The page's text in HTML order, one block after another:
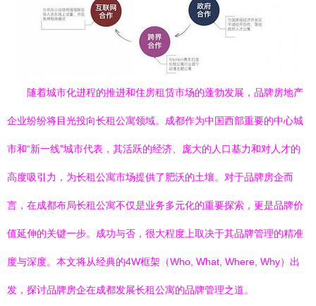
随着城市化进程的推进和住房租赁市场的蓬勃发展，品牌房地产
企业纷纷将目光投向长租公寓领域。成都作为中国西部重要的中心城
市和“新一线”城市代表，其活跃的经济、庞大的人口基力和对人才的
高度吸引力，为长租公寓市场提供了肥沃的土壤。对于品牌房企而
言，在成都布局长租公寓不仅是业务多元化的重要探索，更是品牌价
值延伸的关键一步。成功与否，很大程度上取决于其品牌管理的精准
度与深度。本文将从经典的4W框架（Who, What, Where, Why）出
发，探讨品牌房企在成都发展长租公寓的品牌管理之道。